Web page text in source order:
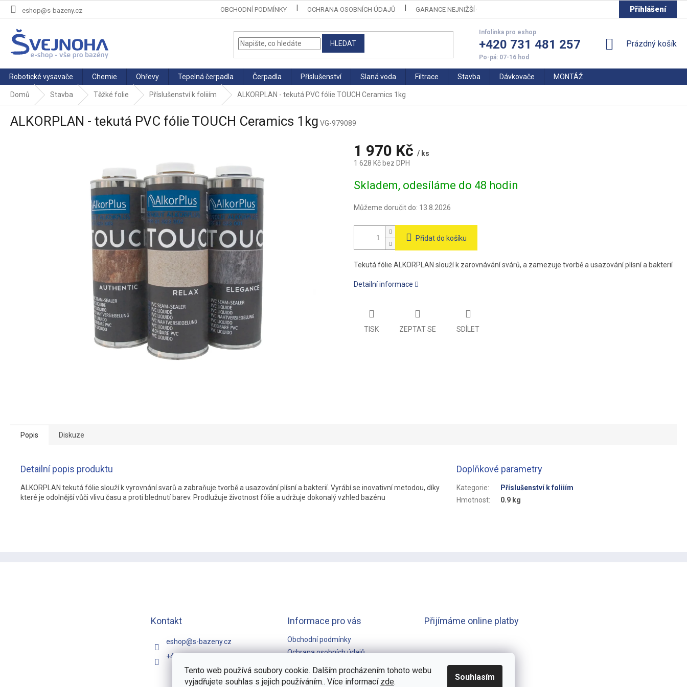
Tento web používá soubory cookie. Dalším procházením tohoto webu
vyjadřujete souhlas s jejich používáním.. Více informací zde. Souhlasím
Přejít
eshop@s-bazeny.cz OBCHODNÍ PODMÍNKY OCHRANA OSOBNÍCH ÚDAJŮ GARANCE NEJNIŽŠÍ CENY Přihlášení
HLEDAT +420 731 481 257
NÁKUPNÍ
Prázdný košík
Robotické vysavače Chemie Ohřevy Tepelná čerpadla Čerpadla Příslušenství Slaná voda Filtrace Stavba Dávkovače MONTÁŽ
Domů Stavba Těžké folie Příslušenství k foliiím ALKORPLAN - tekutá PVC fólie TOUCH Ceramics 1kg
ALKORPLAN - tekutá PVC fólie TOUCH Ceramics 1kg VG-979089
1 970 Kč / ks
1 628 Kč bez DPH
cena:
Skladem, odesíláme do 48 hodin
Můžeme doručit do: 13.8.2026
Přidat do košíku
Tekutá fólie ALKORPLAN slouží k zarovnávání svárů, a zamezuje tvorbě a usazování plísní a bakterií
Detailní informace
TISK ZEPTAT SE SDÍLET
Popis Diskuze
Detailní popis produktu
ALKORPLAN tekutá fólie slouží k vyrovnání svarů a zabraňuje tvorbě a usazování plísní a bakterií. Vyrábí se inovativní metodou, díky
které je odolnější vůči vlivu času a proti blednutí barev. Prodlužuje životnost fólie a udržuje dokonalý vzhled bazénu
Doplňkové parametry
Kategorie:
Příslušenství k foliiím
Hmotnost: 0.9 kg
Kontakt
eshop@s-bazeny.cz
+420 731 481 257
Informace pro vás
Obchodní podmínky
Ochrana osobních údajů
GARANCE NEJNIŽŠÍ CENY
Přijímáme online platby